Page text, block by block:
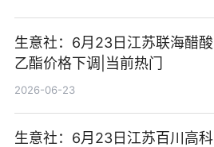
生意社：6月23日江苏联海醋酸
乙酯价格下调|当前热门
2026-06-23
生意社：6月23日江苏百川高科